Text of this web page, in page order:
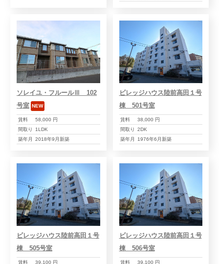
ソレイユ・フルールⅢ 102
号室 NEW
賃料
58,000 円
間取り
1LDK
築年月
2018年9月新築
ビレッジハウス陸前高田１号
棟 501号室
賃料
38,000 円
間取り
2DK
築年月
1976年6月新築
ビレッジハウス陸前高田１号
棟 505号室
賃料
39,100 円
ビレッジハウス陸前高田１号
棟 506号室
賃料
39,100 円